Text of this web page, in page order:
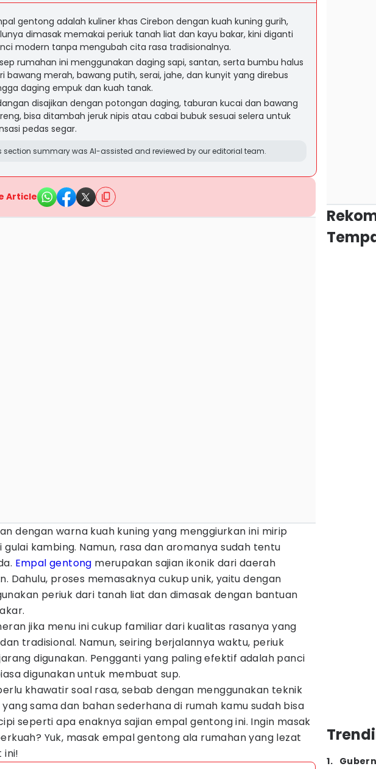
gentong adalah kuliner khas Cirebon dengan kuah kuning gurih,
dimasak memakai periuk tanah liat dan kayu bakar, kini diganti
modern tanpa mengubah cita rasa tradisionalnya.
rumahan ini menggunakan daging sapi, santan, serta bumbu halus
bawang merah, bawang putih, serai, jahe, dan kunyit yang direbus
daging empuk dan kuah tanak.
disajikan dengan potongan daging, taburan kucai dan bawang
bisa ditambah jeruk nipis atau cabai bubuk sesuai selera untuk
pedas segar.
section summary was AI-assisted and reviewed by our editorial team.
Article
dengan warna kuah kuning yang menggiurkan ini mirip
gulai kambing. Namun, rasa dan aromanya sudah tentu
Empal gentong merupakan sajian ikonik dari daerah
Dahulu, proses memasaknya cukup unik, yaitu dengan
periuk dari tanah liat dan dimasak dengan bantuan
jika menu ini cukup familiar dari kualitas rasanya yang
tradisional. Namun, seiring berjalannya waktu, periuk
digunakan. Pengganti yang paling efektif adalah panci
digunakan untuk membuat sup.
khawatir soal rasa, sebab dengan menggunakan teknik
yang sama dan bahan sederhana di rumah kamu sudah bisa
seperti apa enaknya sajian empal gentong ini. Ingin masak
Yuk, masak empal gentong ala rumahan yang lezat
ini!
1.